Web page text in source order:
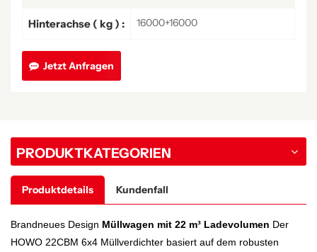
Hinterachse ( kg ) : 16000+16000
Jetzt Anfragen
PRODUKTKATEGORIEN
Produktdetails Kundenfall
Brandneues Design Müllwagen mit 22 m³ Ladevolumen Der
HOWO 22CBM 6x4 Müllverdichter basiert auf dem robusten